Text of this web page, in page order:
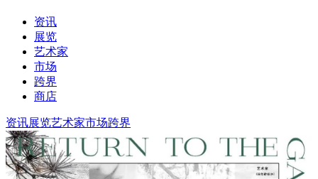
资讯
展览
艺术家
市场
跨界
商店
资讯展览艺术家市场跨界